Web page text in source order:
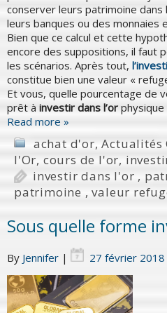
conserver leurs patrimoine dans
leurs banques ou des monnaies
Bien que ce calcul et cette
encore des suppositions, il faut
les scénarios. Après tout,
constitue bien une valeur «
Et vous, quelle pourcentage de
prêt à investir dans l’or physique
Read more »
achat d'or,Actualités
l'Or, cours de l'or,
investir dans l'or ,
patrimoine ,valeur
Sous quelle forme
By Jennifer | 27 février 2018